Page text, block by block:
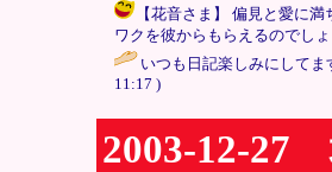
【花音さま】 偏見と愛に
ワクを彼からもらえるのでし
いつも日記楽しみにして
11:17 )
2003-12-